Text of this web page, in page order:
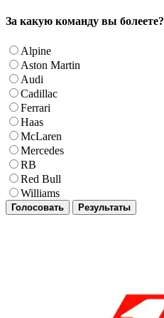
За какую команду вы болеете?
Alpine
Aston Martin
Audi
Cadillac
Ferrari
Haas
McLaren
Mercedes
RB
Red Bull
Williams
Голосовать Результаты